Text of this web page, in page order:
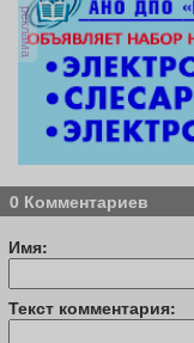
реклама
0 Комментариев
Имя:
Текст комментария: